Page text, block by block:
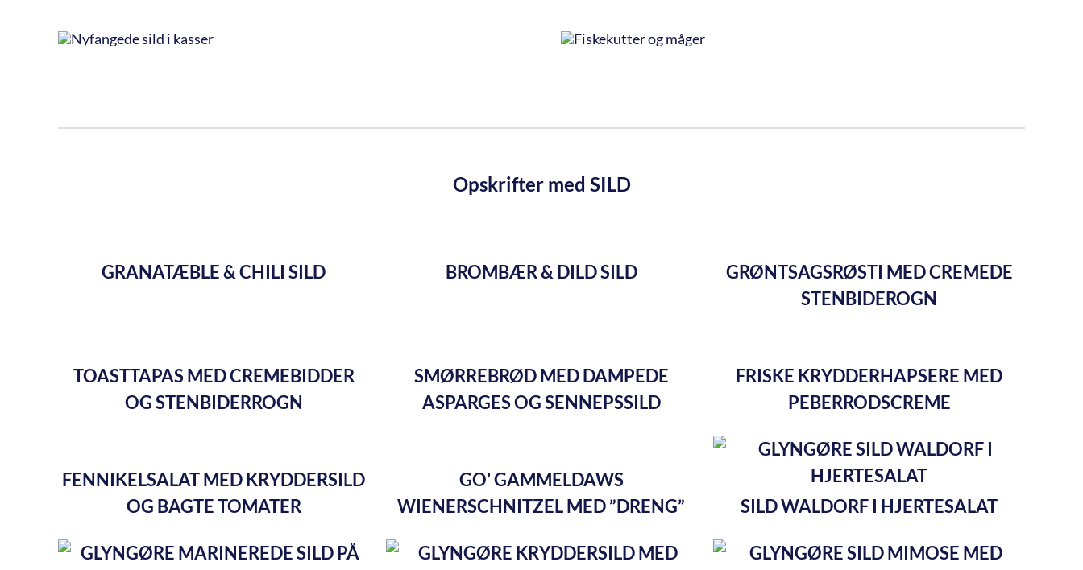
Opskrifter med SILD
GRANATÆBLE & CHILI SILD BROMBÆR & DILD SILD
GRØNTSAGSRØSTI MED CREMEDE
STENBIDEROGN
TOASTTAPAS MED CREMEBIDDER
OG STENBIDERROGN
SMØRREBRØD MED DAMPEDE
ASPARGES OG SENNEPSSILD
FRISKE KRYDDERHAPSERE MED
PEBERRODSCREME
FENNIKELSALAT MED KRYDDERSILD
OG BAGTE TOMATER
GO’ GAMMELDAWS
WIENERSCHNITZEL MED ”DRENG”
SILD WALDORF I HJERTESALAT